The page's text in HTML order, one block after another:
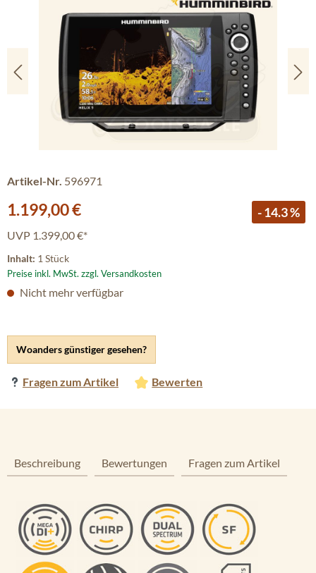
Artikel-Nr. 596971
Verkaufspreis:
1.199,00 € - 14.3 %
UVP 1.399,00 €*
Inhalt: 1 Stück
Preise inkl. MwSt. zzgl. Versandkosten
Woanders günstiger gesehen?
Fragen zum Artikel Bewerten
Nicht mehr verfügbar
Beschreibung Bewertungen Fragen zum Artikel